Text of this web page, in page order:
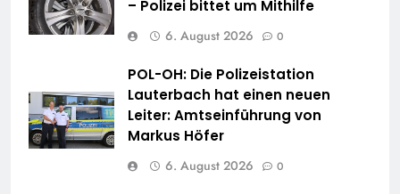
– Polizei bittet um Mithilfe
6. August 2026 0
POL-OH: Die Polizeistation
Lauterbach hat einen neuen
Leiter: Amtseinführung von
Markus Höfer
6. August 2026 0